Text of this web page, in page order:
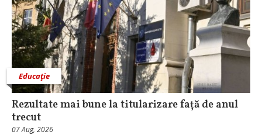
Educaţie
Rezultate mai bune la titularizare față de anul
trecut
07 Aug, 2026